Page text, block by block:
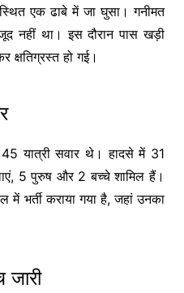
एक ढाबे में जा घुसा। गनीमत
नहीं था। इस दौरान पास खड़ी
हो गई।
यात्री सवार थे। हादसे में 31
5 पुरुष और 2 बच्चे शामिल हैं।
में भर्ती कराया गया है, जहां उनका
जारी